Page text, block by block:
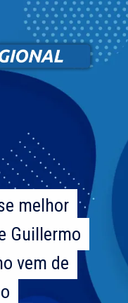
melhor
Guillermo
vem de
melhor
Guillermo
vem de